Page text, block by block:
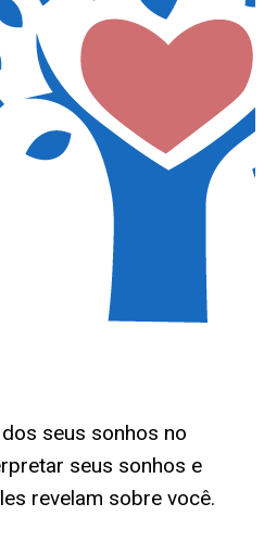
seus sonhos no
seus sonhos e
revelam sobre você.